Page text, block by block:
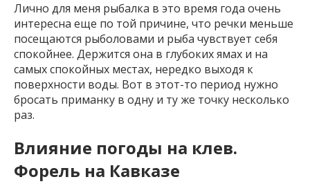
Лично для меня рыбалка в это время года очень
интересна еще по той причине, что речки меньше
посещаются рыболовами и рыба чувствует себя
спокойнее. Держится она в глубоких ямах и на
самых спокойных местах, нередко выходя к
поверхности воды. Вот в этот-то период нужно
бросать приманку в одну и ту же точку несколько
раз.
Влияние погоды на клев.
Форель на Кавказе